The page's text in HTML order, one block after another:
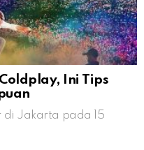
Ini Tips
di Jakarta pada 15